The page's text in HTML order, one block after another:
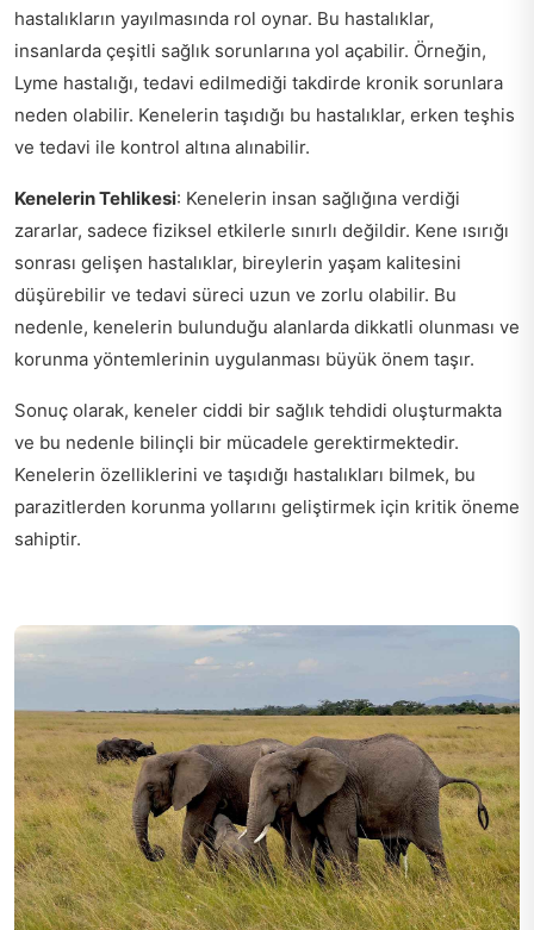
hastalıkların yayılmasında rol oynar. Bu hastalıklar,
insanlarda çeşitli sağlık sorunlarına yol açabilir. Örneğin,
Lyme hastalığı, tedavi edilmediği takdirde kronik sorunlara
neden olabilir. Kenelerin taşıdığı bu hastalıklar, erken teşhis
ve tedavi ile kontrol altına alınabilir.
Kenelerin Tehlikesi: Kenelerin insan sağlığına verdiği
zararlar, sadece fiziksel etkilerle sınırlı değildir. Kene ısırığı
sonrası gelişen hastalıklar, bireylerin yaşam kalitesini
düşürebilir ve tedavi süreci uzun ve zorlu olabilir. Bu
nedenle, kenelerin bulunduğu alanlarda dikkatli olunması ve
korunma yöntemlerinin uygulanması büyük önem taşır.
Sonuç olarak, keneler ciddi bir sağlık tehdidi oluşturmakta
ve bu nedenle bilinçli bir mücadele gerektirmektedir.
Kenelerin özelliklerini ve taşıdığı hastalıkları bilmek, bu
parazitlerden korunma yollarını geliştirmek için kritik öneme
sahiptir.